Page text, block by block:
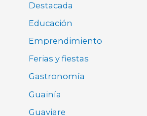
Destacada
Educación
Emprendimiento
Ferias y fiestas
Gastronomía
Guainía
Guaviare